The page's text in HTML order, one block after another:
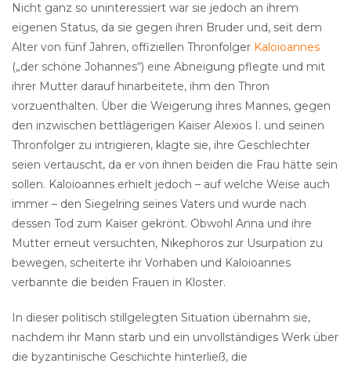
Nicht ganz so uninteressiert war sie jedoch an ihrem
eigenen Status, da sie gegen ihren Bruder und, seit dem
Alter von fünf Jahren, offiziellen Thronfolger Kaloioannes
(„der schöne Johannes“) eine Abneigung pflegte und mit
ihrer Mutter darauf hinarbeitete, ihm den Thron
vorzuenthalten. Über die Weigerung ihres Mannes, gegen
den inzwischen bettlägerigen Kaiser Alexios I. und seinen
Thronfolger zu intrigieren, klagte sie, ihre Geschlechter
seien vertauscht, da er von ihnen beiden die Frau hätte sein
sollen. Kaloioannes erhielt jedoch – auf welche Weise auch
immer – den Siegelring seines Vaters und wurde nach
dessen Tod zum Kaiser gekrönt. Obwohl Anna und ihre
Mutter erneut versuchten, Nikephoros zur Usurpation zu
bewegen, scheiterte ihr Vorhaben und Kaloioannes
verbannte die beiden Frauen in Kloster.
In dieser politisch stillgelegten Situation übernahm sie,
nachdem ihr Mann starb und ein unvollständiges Werk über
die byzantinische Geschichte hinterließ, die